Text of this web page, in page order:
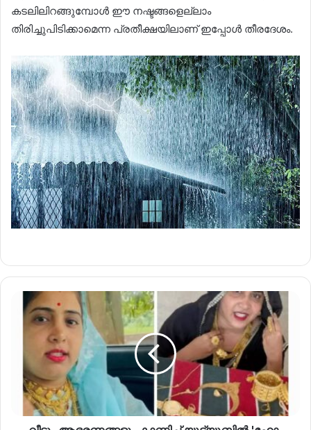
കടലിലിറങ്ങുമ്പോൾ ഈ നഷ്ടങ്ങളെല്ലാം
തിരിച്ചുപിടിക്കാമെന്ന പ്രതീക്ഷയിലാണ് ഇപ്പോൾ തീരദേശം.